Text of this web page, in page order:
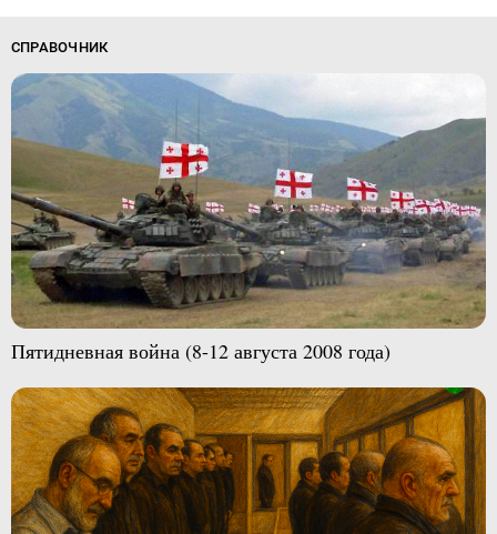
СПРАВОЧНИК
Пятидневная война (8-12 августа 2008 года)